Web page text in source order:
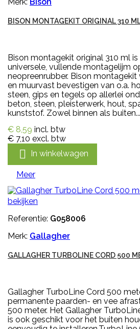
BISON MONTAGEKIT ORIGINAL 310
Bison montagekit original 310 ml is
universele, vullende montagelijm
neopreenrubber. Bison
en muurvast bevestigen van o.a.
steen, gips en tegels op allerlei
beton, steen, pleisterwerk, hout,
kunststof. Zowel binnen als buiten...
€ 8,59 incl. btw
€ 7,10 excl. btw
 In winkelwagen
Meer
bekijken
Referentie: G058006
Merk: Gallagher
GALLAGHER TURBOLINE CORD 500
Gallagher TurboLine Cord 500
permanente paarden- en vee
500 meter. Het Gallagher
is ook geschikt voor het buiten